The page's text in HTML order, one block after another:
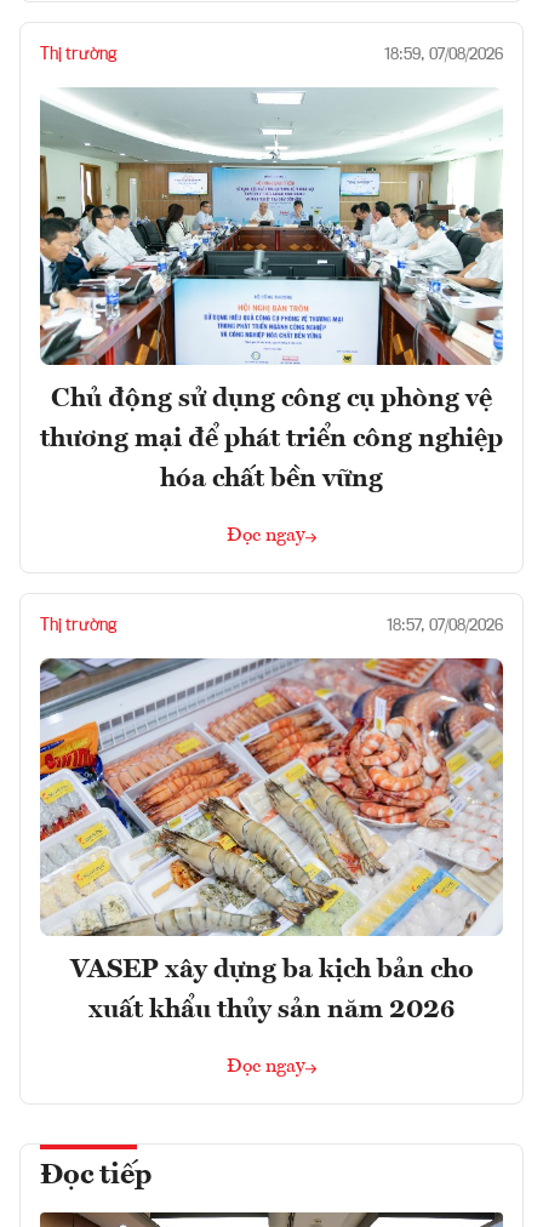
Thị trường 18:59, 07/08/2026
Chủ động sử dụng công cụ phòng vệ
thương mại để phát triển công nghiệp
hóa chất bền vững
Đọc ngay
Thị trường 18:57, 07/08/2026
VASEP xây dựng ba kịch bản cho
xuất khẩu thủy sản năm 2026
Đọc ngay
Đọc tiếp